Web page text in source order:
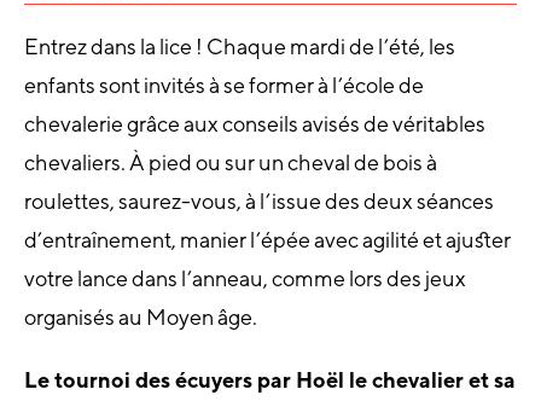
Entrez dans la lice ! Chaque mardi de l’été, les
enfants sont invités à se former à l’école de
chevalerie grâce aux conseils avisés de véritables
chevaliers. À pied ou sur un cheval de bois à
roulettes, saurez-vous, à l’issue des deux séances
d’entraînement, manier l’épée avec agilité et ajuster
votre lance dans l’anneau, comme lors des jeux
organisés au Moyen âge.
Le tournoi des écuyers par Hoël le chevalier et sa